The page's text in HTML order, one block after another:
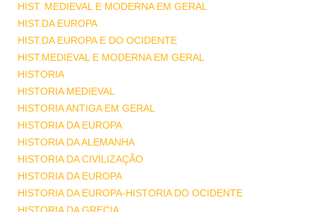
HIST. MEDIEVAL E MODERNA EM GERAL
HIST.DA EUROPA
HIST.DA EUROPA E DO OCIDENTE
HIST.MEDIEVAL E MODERNA EM GERAL
HISTORIA
HISTORIA MEDIEVAL
HISTORIA ANTIGA EM GERAL
HISTORIA DA EUROPA
HISTORIA DA ALEMANHA
HISTORIA DA CIVILIZAÇÃO
HISTORIA DA EUROPA
HISTORIA DA EUROPA-HISTORIA DO OCIDENTE